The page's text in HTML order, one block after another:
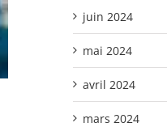
juin 2024
mai 2024
avril 2024
mars 2024